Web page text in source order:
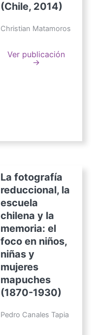
(Chile, 2014)
Christian Matamoros
Ver publicación
→
La fotografía
reduccional, la
escuela
chilena y la
memoria: el
foco en niños,
niñas y
mujeres
mapuches
(1870-1930)
Pedro Canales Tapia